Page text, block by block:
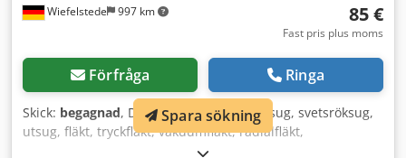
Wiefelstede 997 km 85 €
Fast pris plus moms
Förfråga Ringa
Skick: begagnad, Dammsugarfläkt, avgassug, svetsröksug,
utsug, fläkt, tryckfläkt, vakuumfläkt, radialfläkt,
ventilationsfläkt, radialblåsare, blåsare, fläkt -Fläkt: Blåsare
Spara sökning